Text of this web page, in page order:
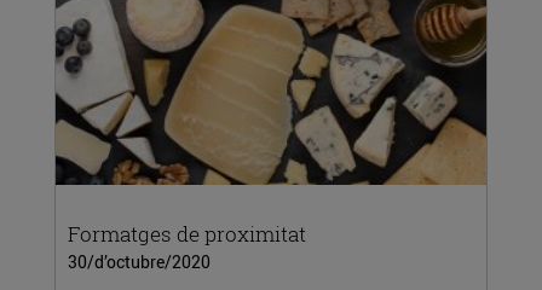
Formatges de proximitat
30/d’octubre/2020